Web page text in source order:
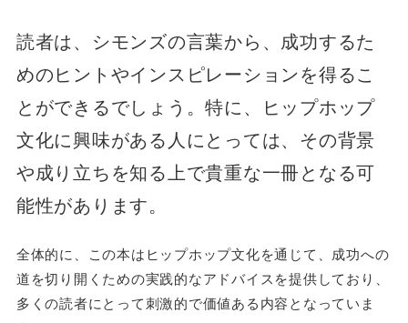
読者は、シモンズの言葉から、成功するた
めのヒントやインスピレーションを得るこ
とができるでしょう。特に、ヒップホップ
文化に興味がある人にとっては、その背景
や成り立ちを知る上で貴重な一冊となる可
能性があります。
全体的に、この本はヒップホップ文化を通じて、成功への
道を切り開くための実践的なアドバイスを提供しており、
多くの読者にとって刺激的で価値ある内容となっていま